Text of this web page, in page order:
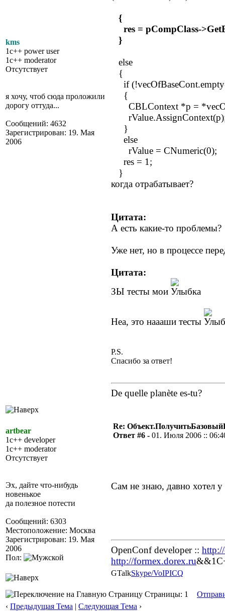
kms
1c++ power user
1c++ moderator
Отсутствует
я хочу, чтоб сюда проложили
дорогу оттуда...
Сообщений: 4632
Зарегистрирован: 19. Мая
2006
{
res = pCompClass-
}
else
{
if
{
CBLContext *p =
}
else
rValue =
res = 1;
}
когда отрабатывает?
Цитата:
А есть какие-то проблемы?
Уже нет, но в процессе
Цитата:
ЗЫ тесты мои
Неа, это наааши тесты
P.S.
Спасибо за ответ!
De quelle planète es-tu?
artbear
1c++ developer
1c++ moderator
Отсутствует
Эх, дайте что-нибудь
новенькое
да полезное потести
Сообщений: 6303
Местоположение: Москва
Зарегистрирован: 19. Мая
2006
Пол:
Re:
Ответ #6 - 01. Июля 2006 ::
Сам не знаю, давно хотел
OpenConf developer ::
http://formex.dorex.ru
GTalkSkype/VoIPICQ
Страницы: 1
‹ Предыдущая Тема | Следующая Тема ›